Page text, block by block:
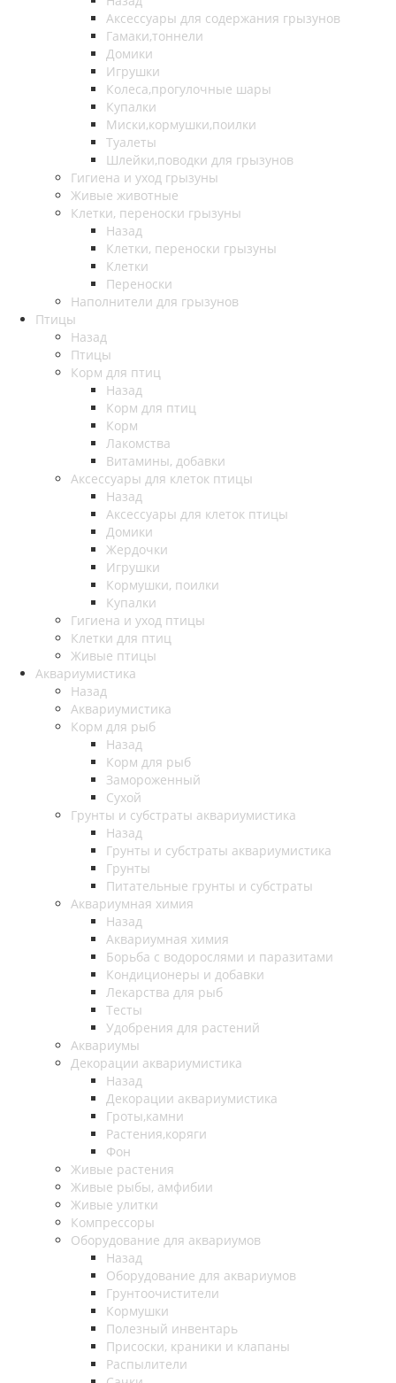
Аксессуары для содержания грызунов
Гамаки,тоннели
Домики
Игрушки
Колеса,прогулочные шары
Купалки
Миски,кормушки,поилки
Туалеты
Шлейки,поводки для грызунов
Гигиена и уход грызуны
Живые животные
Клетки, переноски грызуны
Назад
Клетки, переноски грызуны
Клетки
Переноски
Наполнители для грызунов
Птицы
Назад
Птицы
Корм для птиц
Назад
Корм для птиц
Корм
Лакомства
Витамины, добавки
Аксессуары для клеток птицы
Назад
Аксессуары для клеток птицы
Домики
Жердочки
Игрушки
Кормушки, поилки
Купалки
Гигиена и уход птицы
Клетки для птиц
Живые птицы
Аквариумистика
Назад
Аквариумистика
Корм для рыб
Назад
Корм для рыб
Замороженный
Сухой
Грунты и субстраты аквариумистика
Назад
Грунты и субстраты аквариумистика
Грунты
Питательные грунты и субстраты
Аквариумная химия
Назад
Аквариумная химия
Борьба с водорослями и паразитами
Кондиционеры и добавки
Лекарства для рыб
Тесты
Удобрения для растений
Аквариумы
Декорации аквариумистика
Назад
Декорации аквариумистика
Гроты,камни
Растения,коряги
Фон
Живые растения
Живые рыбы, амфибии
Живые улитки
Компрессоры
Оборудование для аквариумов
Назад
Оборудование для аквариумов
Грунтоочистители
Кормушки
Полезный инвентарь
Присоски, краники и клапаны
Распылители